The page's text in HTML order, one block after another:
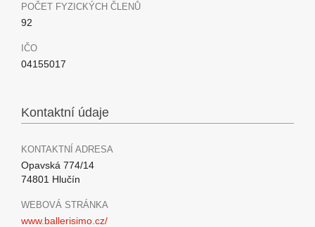
POČET FYZICKÝCH ČLENŮ
92
IČO
04155017
Kontaktní údaje
KONTAKTNÍ ADRESA
Opavská 774/14
74801 Hlučín
WEBOVÁ STRÁNKA
www.ballerisimo.cz/